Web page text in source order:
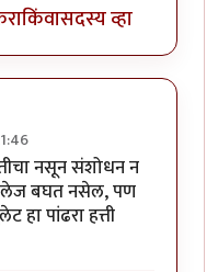
किंवासदस्य व्हा
नसून संशोधन न
बघत नसेल, पण
हा पांढरा हत्ती